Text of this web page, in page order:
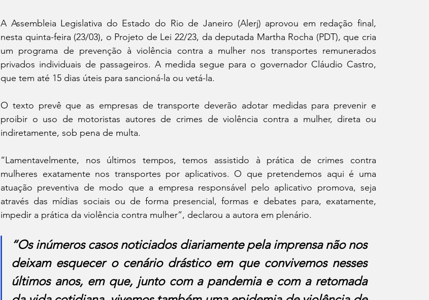
A Assembleia Legislativa do Estado do Rio de Janeiro (Alerj) aprovou em redação final,
nesta quinta-feira (23/03), o Projeto de Lei 22/23, da deputada Martha Rocha (PDT), que cria
um programa de prevenção à violência contra a mulher nos transportes remunerados
privados individuais de passageiros. A medida segue para o governador Cláudio Castro,
que tem até 15 dias úteis para sancioná-la ou vetá-la.
O texto prevê que as empresas de transporte deverão adotar medidas para prevenir e
proibir o uso de motoristas autores de crimes de violência contra a mulher, direta ou
indiretamente, sob pena de multa.
“Lamentavelmente, nos últimos tempos, temos assistido à prática de crimes contra
mulheres exatamente nos transportes por aplicativos. O que pretendemos aqui é uma
atuação preventiva de modo que a empresa responsável pelo aplicativo promova, seja
através das mídias sociais ou de forma presencial, formas e debates para, exatamente,
impedir a prática da violência contra mulher”, declarou a autora em plenário.
“Os inúmeros casos noticiados diariamente pela imprensa não nos
deixam esquecer o cenário drástico em que convivemos nesses
últimos anos, em que, junto com a pandemia e com a retomada